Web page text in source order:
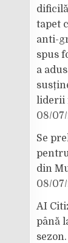
tapet
anti-
spus
a
liderii
08/
Se
din
08/
AI
până
sezon.